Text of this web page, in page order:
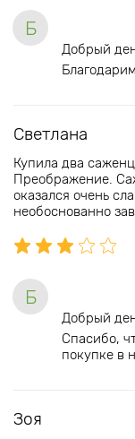
Б
Добрый
Светлана
Купила два
Преображение.
оказался очень
необоснованно
Б
Добрый
Спасибо,
покупке в
Зоя